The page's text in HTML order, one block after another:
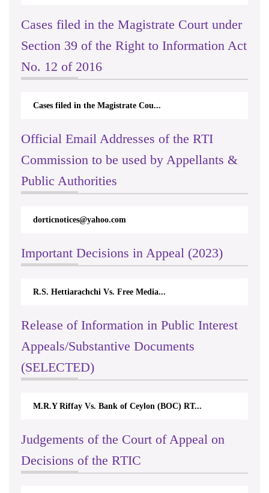
Cases filed in the Magistrate Court under
Section 39 of the Right to Information Act
No. 12 of 2016
Cases filed in the Magistrate Cou...
Official Email Addresses of the RTI
Commission to be used by Appellants &
Public Authorities
dorticnotices@yahoo.com
Important Decisions in Appeal (2023)
R.S. Hettiarachchi Vs. Free Media...
Release of Information in Public Interest
Appeals/Substantive Documents
(SELECTED)
M.R.Y Riffay Vs. Bank of Ceylon (BOC) RT...
Judgements of the Court of Appeal on
Decisions of the RTIC